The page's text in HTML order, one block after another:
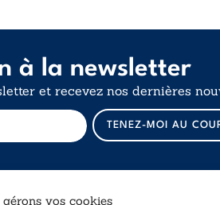
gérons vos cookies
à la newsletter
et recevez nos dernières
TENEZ-MOI AU